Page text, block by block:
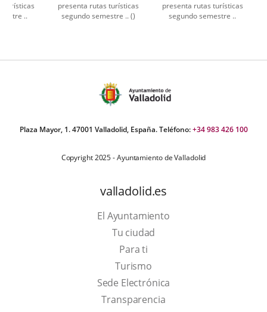
turísticas
..
presenta rutas turísticas
segundo semestre .. ()
presenta rutas turísticas
segundo semestre ..
Plaza Mayor, 1. 47001 Valladolid, España. Teléfono:+34 983 426 100
Copyright 2025 - Ayuntamiento de Valladolid
valladolid.es
El Ayuntamiento
Tu ciudad
Para ti
TurismoThis
link
will
Sede Electrónica
Transparencia